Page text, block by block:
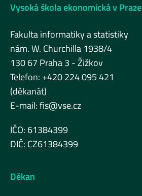
Vysoká škola ekonomická v Praze
Fakulta informatiky a statistiky
nám. W. Churchilla 1938/4
130 67 Praha 3 - Žižkov
Telefon: +420 224 095 421
(děkanát)
E-mail:fis@vse.cz
IČO: 61384399
DIČ: CZ61384399
Děkan